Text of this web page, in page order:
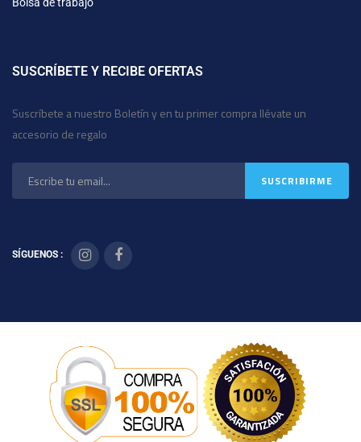
Bolsa de trabajo
SUSCRÍBETE Y RECIBE OFERTAS
Suscríbete a nuestro Boletín y en tu primer compra llévate un
accesorio de regalo
SÍGUENOS :